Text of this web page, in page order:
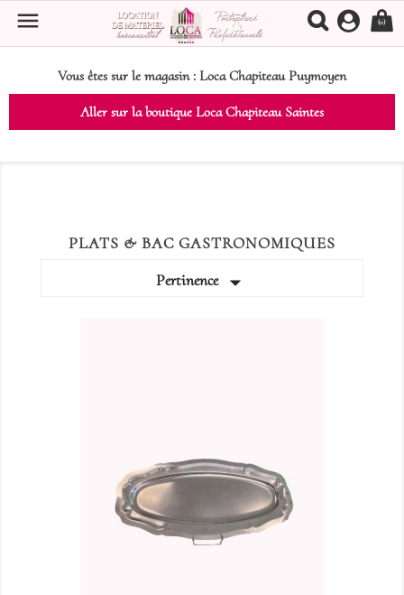
Vous êtes sur le magasin : Loca Chapiteau Puymoyen
Aller sur la boutique Loca Chapiteau Saintes
 (0)
PLATS & BAC GASTRONOMIQUES
Pertinence 